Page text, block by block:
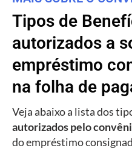
Tipos de
autorizados a
empréstimo
na folha de
Veja abaixo a lista dos
autorizados pelo
do empréstimo